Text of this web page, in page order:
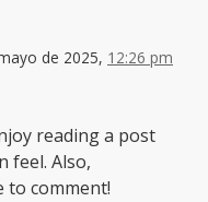
de 2025, 12:26 pm
reading a post
feel. Also,
comment!